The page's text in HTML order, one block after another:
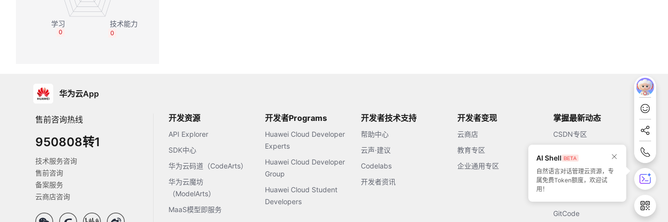
0
0
华为云App
售前咨询热线
950808转1
技术服务咨询
售前咨询
备案服务
云商店咨询
开发资源
API Explorer
SDK中心
华为云码道（CodeArts）
华为云魔坊
（ModelArts）
MaaS模型即服务
开发者Programs
Huawei Cloud Developer
Experts
Huawei Cloud Developer
Group
Huawei Cloud Student
Developers
开发者技术支持
帮助中心
云声·建议
Codelabs
开发者资讯
开发者变现
云商店
教育专区
企业通用专区
掌握最新动态
CSDN专区
51CTO
GitCode
AI Shell
自然语言对话管理云资源，专
属免费Token额度，欢迎试
用！